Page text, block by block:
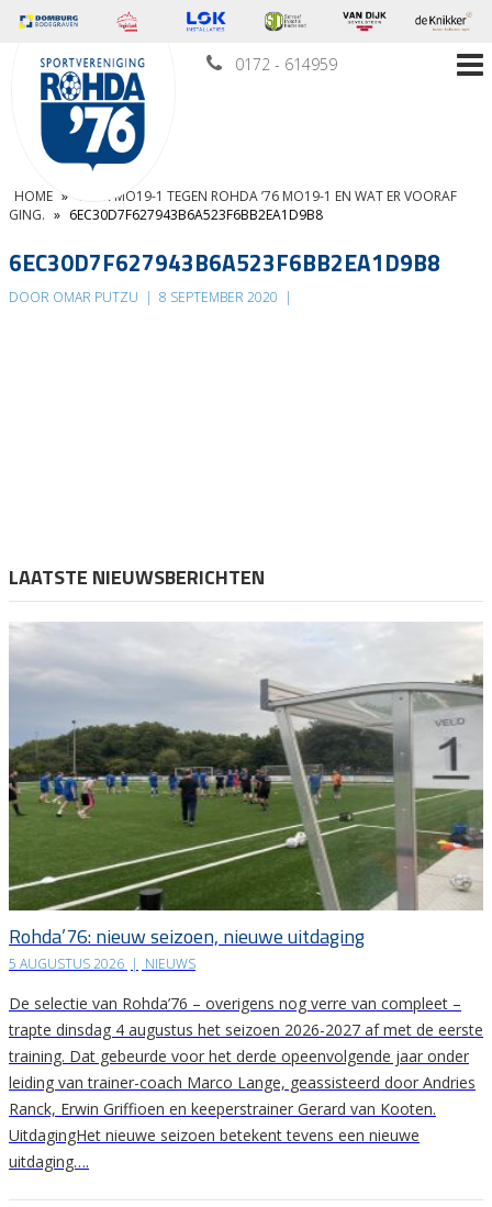
0172 - 614959
HOME »
VVOR MO19-1 TEGEN ROHDA ’76 MO19-1 EN WAT ER VOORAF
GING. » 6EC30D7F627943B6A523F6BB2EA1D9B8
6EC30D7F627943B6A523F6BB2EA1D9B8
DOOR OMAR PUTZU | 8 SEPTEMBER 2020 |
LAATSTE NIEUWSBERICHTEN
Rohda’76: nieuw seizoen, nieuwe uitdaging
5 AUGUSTUS 2026 | NIEUWS
De selectie van Rohda’76 – overigens nog verre van compleet –
trapte dinsdag 4 augustus het seizoen 2026-2027 af met de eerste
training. Dat gebeurde voor het derde opeenvolgende jaar onder
leiding van trainer-coach Marco Lange, geassisteerd door Andries
Ranck, Erwin Griffioen en keeperstrainer Gerard van Kooten.
UitdagingHet nieuwe seizoen betekent tevens een nieuwe
uitdaging….